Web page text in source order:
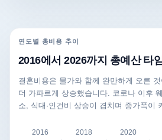
연도별 총비용 추이
2016에서 2026까지 총예산 타
결혼비용은 물가와 함께 완만하게 오른
더 가파르게 상승했습니다. 코로나 이후
소, 식대·인건비 상승이 겹치며 증가폭이
2016 2018 2020